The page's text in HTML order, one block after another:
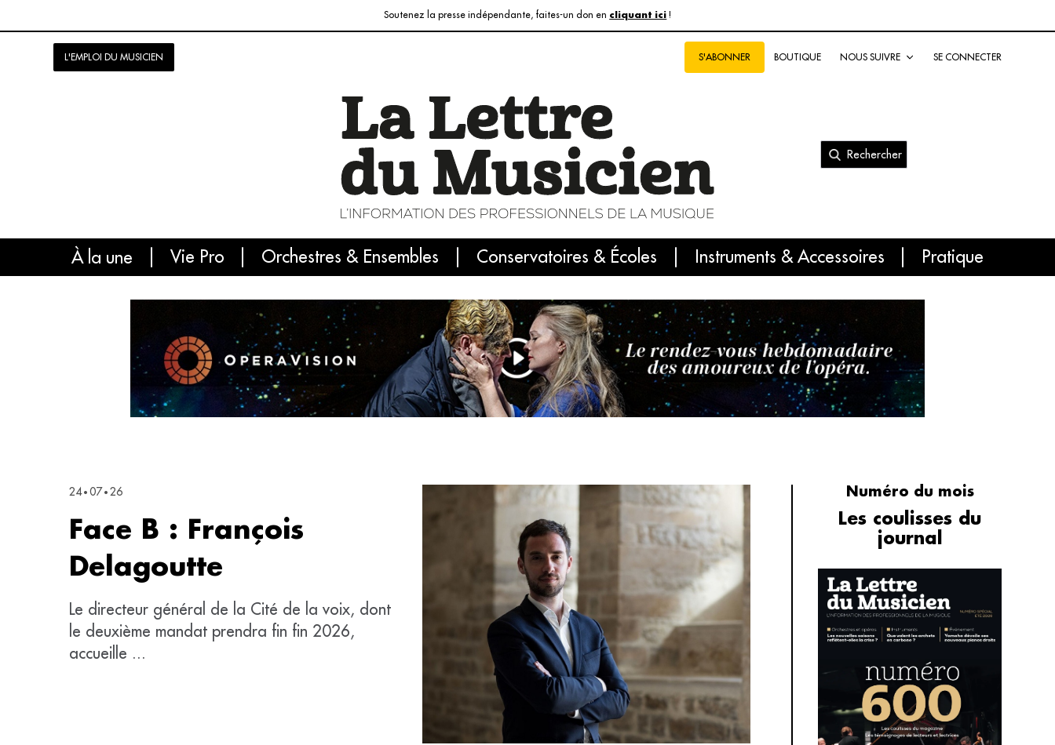
Soutenez la presse indépendante, faites-un don en cliquant ici !
L'EMPLOI DU MUSICIEN S'ABONNER BOUTIQUE NOUS SUIVRE SE CONNECTER
Rechercher
À la une Vie Pro Orchestres & Ensembles Conservatoires & Écoles Instruments & Accessoires Pratique
L'info du jour Le numéro du mois International
24 • 07 • 26
Face B : François
Delagoutte
Le directeur général de la Cité de la voix, dont
le deuxième mandat prendra fin fin 2026,
accueille ...
Numéro du mois
Les coulisses du
journal